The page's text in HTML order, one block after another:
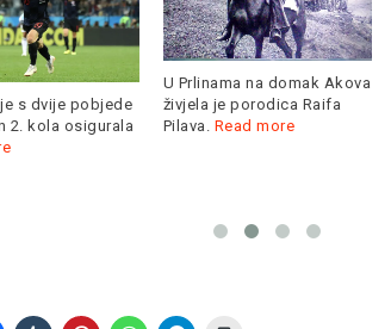
s dvije pobjede
2. kola osigurala
U Prlinama na domak Akova
živjela je porodica Raifa
Pilava. Read more